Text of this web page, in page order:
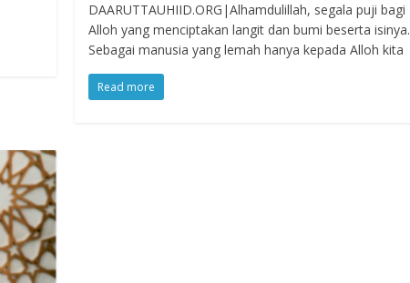
DAARUTTAUHIID.ORG|Alhamdulillah, segala puji bagi
Alloh yang menciptakan langit dan bumi beserta isinya.
Sebagai manusia yang lemah hanya kepada Alloh kita
Read more